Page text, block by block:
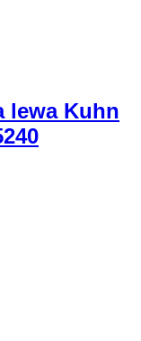
lewa Kuhn